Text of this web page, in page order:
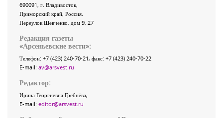
690091, г. Владивосток,
Приморский край, Россия
Переулок Шевченко, дом 9, 27
Редакция газеты
«Арсеньевские вести»:
Телефон: +7 (423) 240-70-21, факс: +7 (423) 240-70-22
E-mail: av@arsvest.ru
Редактор:
Ирина Георгиевна Гребнёва,
E-mail: editor@arsvest.ru